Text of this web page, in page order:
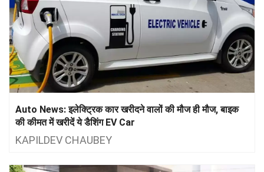
Auto News: इलेक्ट्रिक कार खरीदने वालों की मौज ही मौज, बाइक
की कीमत में खरीदें ये डैशिंग EV Car
KAPILDEV CHAUBEY